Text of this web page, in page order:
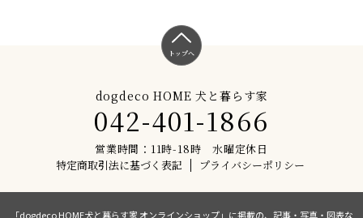
トップへ
dogdeco HOME 犬と暮らす家
042-401-1866
営業時間：11時-18時 水曜定休日
特定商取引法に基づく表記
プライバシーポリシー
「dogdeco HOME犬と暮らす家 オンラインショップ」に掲載の、記事・写真・図表な